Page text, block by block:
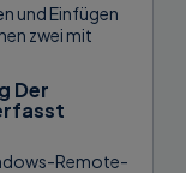
und Einfügen
zwei mit
Der
Remote-